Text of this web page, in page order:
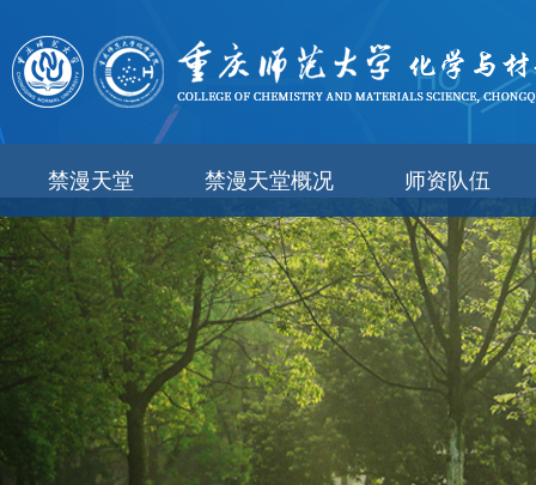
禁漫天堂
禁漫天堂 禁漫天堂概况 师资队伍